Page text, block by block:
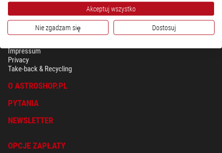
BEZPIECZEŃSTWO & OCHRONA DANYCH OSOBISTYCH
Impressum
Privacy
Take-back & Recycling
O ASTROSHOP.PL
PYTANIA
NEWSLETTER
OPCJE ZAPŁATY
Akceptuj wszystko
Nie zgadzam się Dostosuj